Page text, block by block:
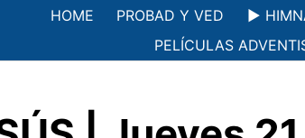
HOME PROBAD Y VED ▶️
PELÍCULAS